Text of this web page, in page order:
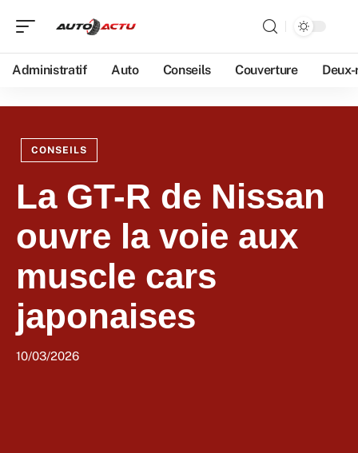
Administratif Auto Conseils Couverture
CONSEILS
La GT-R de Nissan
ouvre la voie aux
muscle cars
japonaises
10/03/2026